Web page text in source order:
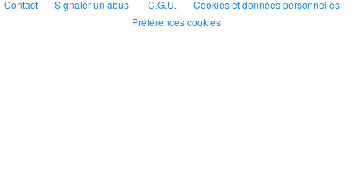
Contact Signaler un abus C.G.U.
Cookies et données personnelles
Préférences cookies